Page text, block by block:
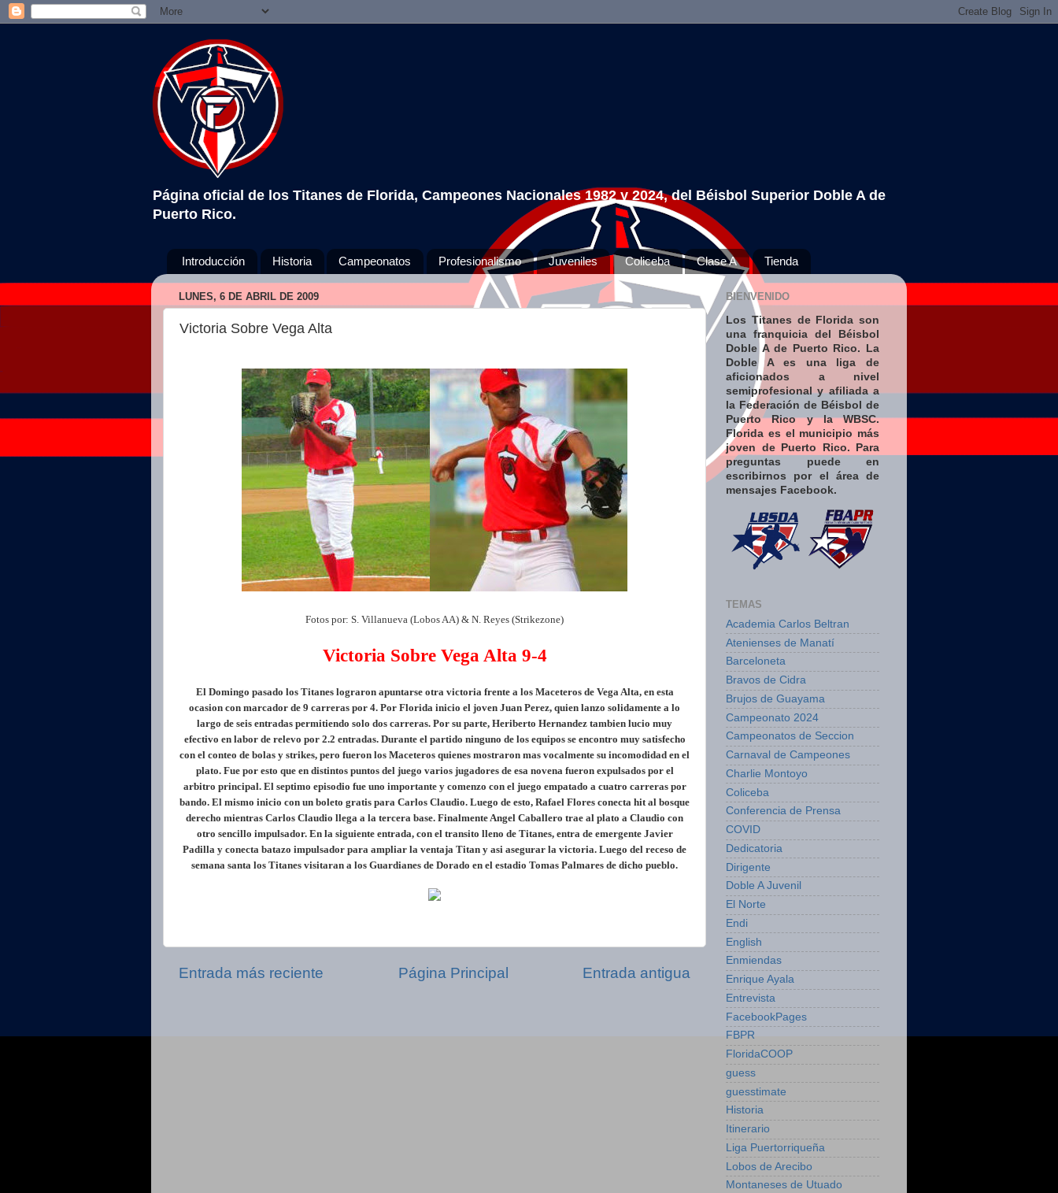
Página oficial de los Titanes de Florida, Campeones Nacionales 1982 y 2024, del Béisbol Superior Doble A de
Puerto Rico.
Introducción Historia Campeonatos Profesionalismo Juveniles Coliceba Clase A Tienda
LUNES, 6 DE ABRIL DE 2009
Victoria Sobre Vega Alta
Fotos por: S. Villanueva (Lobos AA) & N. Reyes (Strikezone)
Victoria Sobre Vega Alta 9-4
El Domingo pasado los Titanes lograron apuntarse otra victoria frente a los Maceteros de Vega Alta, en esta
ocasion con marcador de 9 carreras por 4. Por Florida inicio el joven Juan Perez, quien lanzo solidamente a lo
largo de seis entradas permitiendo solo dos carreras. Por su parte, Heriberto Hernandez tambien lucio muy
efectivo en labor de relevo por 2.2 entradas. Durante el partido ninguno de los equipos se encontro muy satisfecho
con el conteo de bolas y strikes, pero fueron los Maceteros quienes mostraron mas vocalmente su incomodidad en el
plato. Fue por esto que en distintos puntos del juego varios jugadores de esa novena fueron expulsados por el
arbitro principal. El septimo episodio fue uno importante y comenzo con el juego empatado a cuatro carreras por
bando. El mismo inicio con un boleto gratis para Carlos Claudio. Luego de esto, Rafael Flores conecta hit al bosque
derecho mientras Carlos Claudio llega a la tercera base. Finalmente Angel Caballero trae al plato a Claudio con
otro sencillo impulsador. En la siguiente entrada, con el transito lleno de Titanes, entra de emergente Javier
Padilla y conecta batazo impulsador para ampliar la ventaja Titan y asi asegurar la victoria. Luego del receso de
semana santa los Titanes visitaran a los Guardianes de Dorado en el estadio Tomas Palmares de dicho pueblo.
Entrada más reciente Entrada antigua
Página Principal
BIENVENIDO
Los Titanes de Florida son
una franquicia del Béisbol
Doble A de Puerto Rico. La
Doble A es una liga de
aficionados a nivel
semiprofesional y afiliada a
la Federación de Béisbol de
Puerto Rico y la WBSC.
Florida es el municipio más
joven de Puerto Rico. Para
preguntas puede en
escribirnos por el área de
mensajes Facebook.
TEMAS
Academia Carlos Beltran
Atenienses de Manatí
Barceloneta
Bravos de Cidra
Brujos de Guayama
Campeonato 2024
Campeonatos de Seccion
Carnaval de Campeones
Charlie Montoyo
Coliceba
Conferencia de Prensa
COVID
Dedicatoria
Dirigente
Doble A Juvenil
El Norte
Endi
English
Enmiendas
Enrique Ayala
Entrevista
FacebookPages
FBPR
FloridaCOOP
guess
guesstimate
Historia
Itinerario
Liga Puertorriqueña
Lobos de Arecibo
Montaneses de Utuado